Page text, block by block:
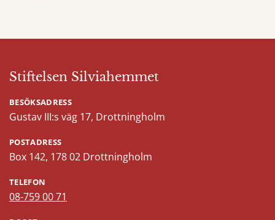
Stiftelsen Silviahemmet
BESÖKSADRESS
Gustav III:s väg 17, Drottningholm
POSTADRESS
Box 142, 178 02 Drottningholm
TELEFON
08-759 00 71